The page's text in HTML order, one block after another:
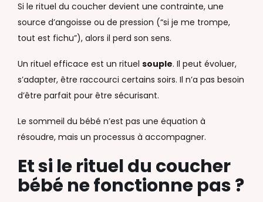
Si le rituel du coucher devient une contrainte, une
source d’angoisse ou de pression (“si je me trompe,
tout est fichu”), alors il perd son sens.
Un rituel efficace est un rituel souple. Il peut évoluer,
s’adapter, être raccourci certains soirs. Il n’a pas besoin
d’être parfait pour être sécurisant.
Le sommeil du bébé n’est pas une équation à
résoudre, mais un processus à accompagner.
Et si le rituel du coucher
bébé ne fonctionne pas ?